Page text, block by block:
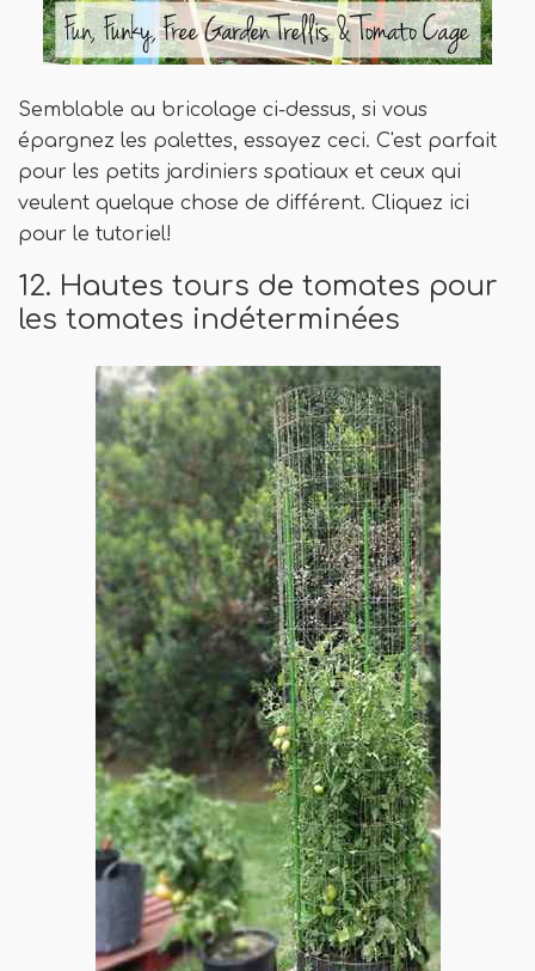
Semblable au bricolage ci-dessus, si vous
épargnez les palettes, essayez ceci. C'est parfait
pour les petits jardiniers spatiaux et ceux qui
veulent quelque chose de différent. Cliquez ici
pour le tutoriel!
12. Hautes tours de tomates pour
les tomates indéterminées